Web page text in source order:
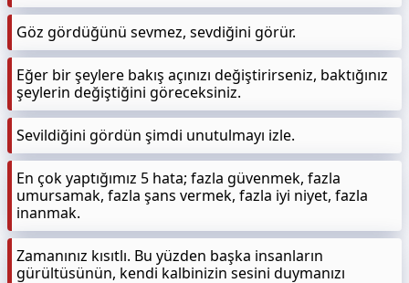
Göz gördüğünü sevmez, sevdiğini görür.
Eğer bir şeylere bakış açınızı değiştirirseniz, baktığınız
şeylerin değiştiğini göreceksiniz.
Sevildiğini gördün şimdi unutulmayı izle.
En çok yaptığımız 5 hata; fazla güvenmek, fazla
umursamak, fazla şans vermek, fazla iyi niyet, fazla
inanmak.
Zamanınız kısıtlı. Bu yüzden başka insanların
gürültüsünün, kendi kalbinizin sesini duymanızı